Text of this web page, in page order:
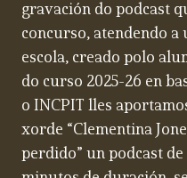
gravación do podcast
concurso, atendendo a
escola, creado polo
do curso 2025-26 en
o INCPIT lles
xorde “Clementina
perdido” un podcast